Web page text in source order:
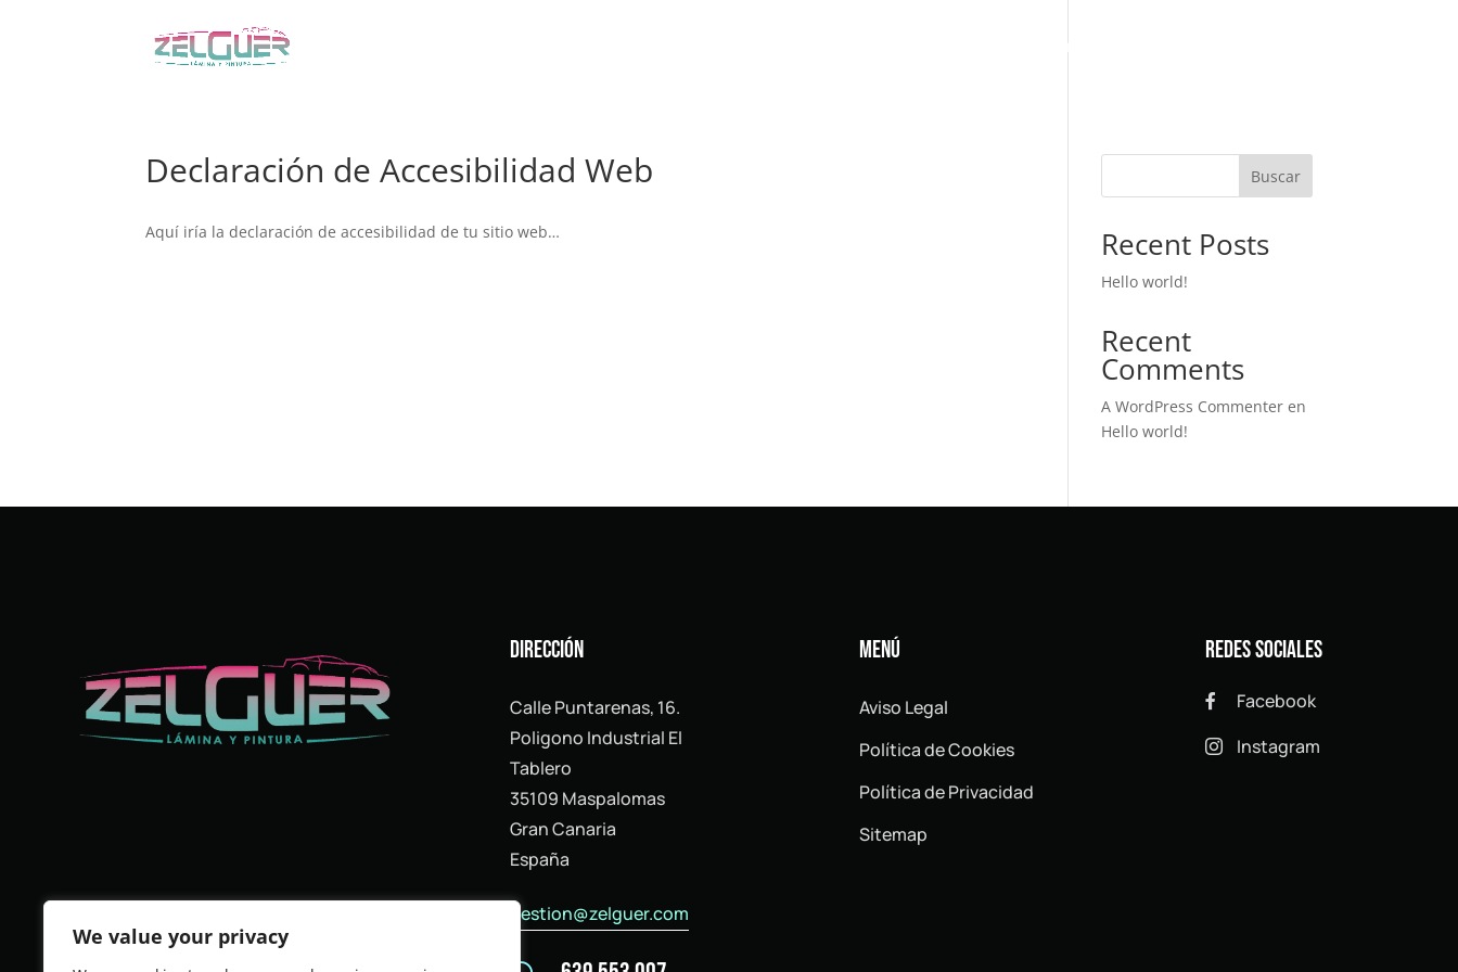
We value your privacy
Inicio
Declaración de Accesibilidad Web
Aquí iría la declaración de accesibilidad de tu sitio web…
Buscar
Recent Posts
Hello world!
Recent
Comments
A WordPress Commenter en
Hello world!
Dirección
Calle Puntarenas, 16.
Poligono Industrial El
Tablero
35109 Maspalomas
Gran Canaria
España
gestion@zelguer.com
MENÚ
Aviso Legal
Política de Cookies
Política de Privacidad
Sitemap
Redes sociales
 Facebook
 Instagram